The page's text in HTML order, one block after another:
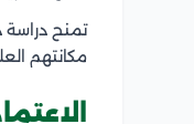
تمنح دراسة
مكانتهم